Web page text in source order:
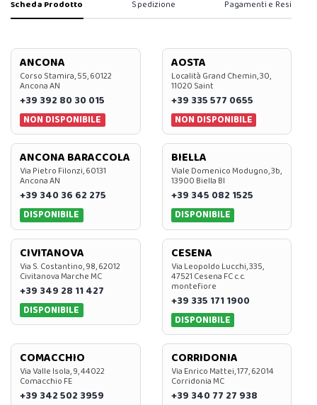
Scheda Prodotto Spedizione Pagamenti e Resi
ANCONA
Corso Stamira, 55, 60122
Ancona AN
+39 392 80 30 015
NON DISPONIBILE
AOSTA
Località Grand Chemin, 30,
11020 Saint
+39 335 577 0655
NON DISPONIBILE
ANCONA BARACCOLA
Via Pietro Filonzi, 60131
Ancona AN
+39 340 36 62 275
DISPONIBILE
BIELLA
Viale Domenico Modugno, 3b,
13900 Biella BI
+39 345 082 1525
DISPONIBILE
CIVITANOVA
Via S. Costantino, 98, 62012
Civitanova Marche MC
+39 349 28 11 427
DISPONIBILE
CESENA
Via Leopoldo Lucchi, 335,
47521 Cesena FC c.c.
montefiore
+39 335 171 1900
DISPONIBILE
COMACCHIO
Via Valle Isola, 9, 44022
Comacchio FE
+39 342 502 3959
CORRIDONIA
Via Enrico Mattei, 177, 62014
Corridonia MC
+39 340 77 27 938